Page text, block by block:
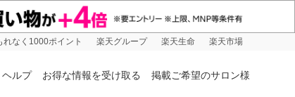
れなく1000ポイント 楽天グループ 楽天生命 楽天市場
ヘルプ お得な情報を受け取る 掲載ご希望のサロン様